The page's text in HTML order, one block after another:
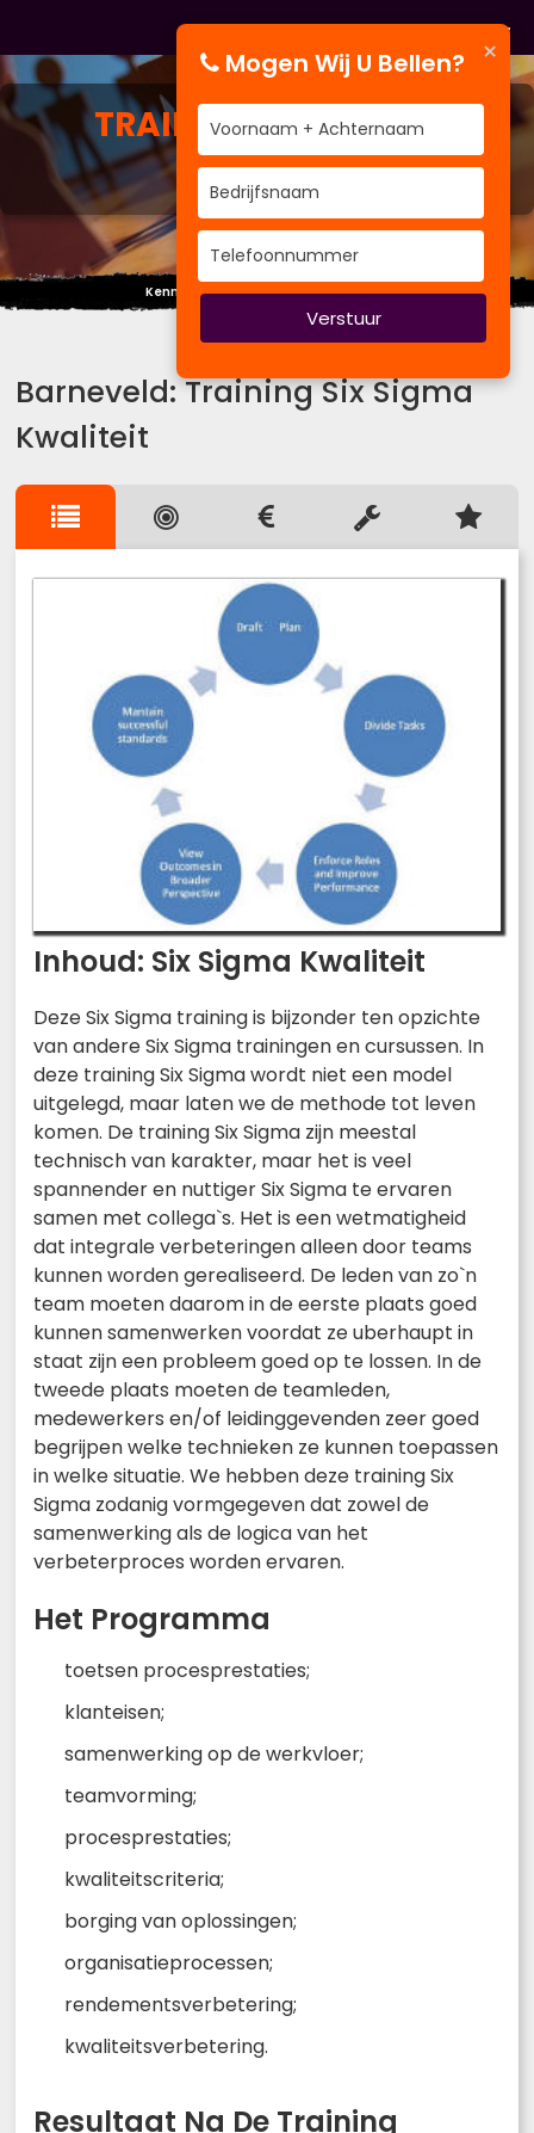
TRAININGSIX SIGMA
KWALITEIT
Kennis kun je niet eisen of afdwingen.
Barneveld: Training Six Sigma
Kwaliteit
Inhoud: Six Sigma Kwaliteit
Deze Six Sigma training is bijzonder ten opzichte
van andere Six Sigma trainingen en cursussen. In
deze training Six Sigma wordt niet een model
uitgelegd, maar laten we de methode tot leven
komen. De training Six Sigma zijn meestal
technisch van karakter, maar het is veel
spannender en nuttiger Six Sigma te ervaren
samen met collega`s. Het is een wetmatigheid
dat integrale verbeteringen alleen door teams
kunnen worden gerealiseerd. De leden van zo`n
team moeten daarom in de eerste plaats goed
kunnen samenwerken voordat ze uberhaupt in
staat zijn een probleem goed op te lossen. In de
tweede plaats moeten de teamleden,
medewerkers en/of leidinggevenden zeer goed
begrijpen welke technieken ze kunnen toepassen
in welke situatie. We hebben deze training Six
Sigma zodanig vormgegeven dat zowel de
samenwerking als de logica van het
verbeterproces worden ervaren.
Het Programma
toetsen procesprestaties;
klanteisen;
samenwerking op de werkvloer;
teamvorming;
procesprestaties;
kwaliteitscriteria;
borging van oplossingen;
organisatieprocessen;
rendementsverbetering;
kwaliteitsverbetering.
Resultaat Na De Training
×
Mogen Wij U Bellen?
Verstuur